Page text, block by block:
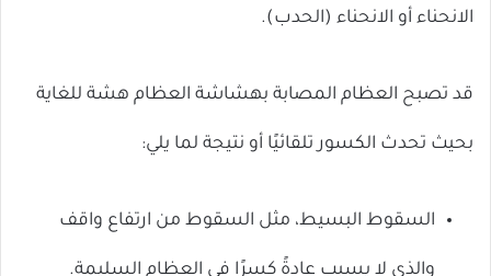
الانحناء أو الانحناء (الحدب).
قد تصبح العظام المصابة بهشاشة العظام هشة للغاية
بحيث تحدث الكسور تلقائيًا أو نتيجة لما يلي:
السقوط البسيط، مثل السقوط من ارتفاع واقف
والذي لا يسبب عادةً كسرًا في العظام السليمة.